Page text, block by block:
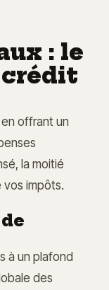
: le
crédit
en offrant un
la moitié
impôts.
à un plafond
des